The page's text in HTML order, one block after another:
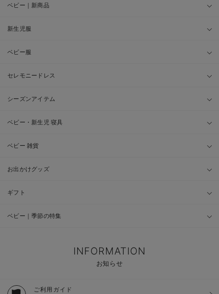
ベビー｜新商品
新生児服
ベビー服
セレモニードレス
シーズンアイテム
ベビー・新生児 寝具
ベビー 雑貨
お出かけグッズ
ギフト
ベビー｜季節の特集
INFORMATION
お知らせ
ご利用ガイド